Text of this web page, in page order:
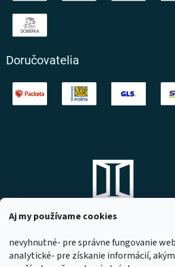
Aj my používame cookies
nevyhnutné- pre správne fungovanie
analytické- pre získanie informácií,
Doručovatelia
DOMOVO s.r.o.